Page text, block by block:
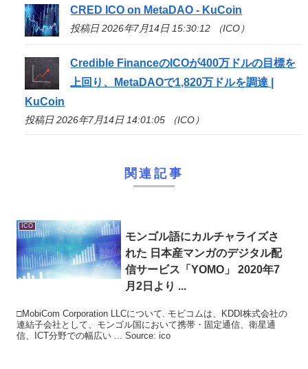
CRED ICO on MetaDAO - KuCoin
投稿日 2026年7月14日 15:30:12 （ICO）
Credible Financeの ICOが400万ドルの目標を
上回り、MetaDAOで1,820万ドルを調達 |
KuCoin
投稿日 2026年7月14日 14:01:05 （ICO）
関連記事
ICO
モンゴル語にカルチャライズさ
れた 日本産マンガのデジタル配
信サービス「YOMO」 2020年7
月2日より ...
□MobiCom Corporation LLCについて. モビコムは、KDDI株式会社の
連結子会社として、モンゴル国において携帯・固定通信、衛星通
信、ICT分野での幅広い ... Source: ico